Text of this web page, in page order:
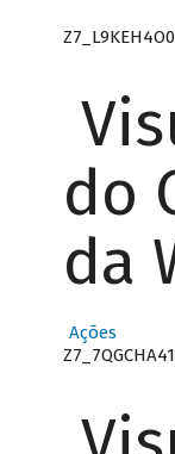
do
da
Ações